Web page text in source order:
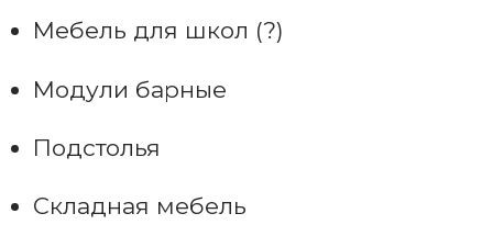
Мебель для школ (?)
Модули барные
Подстолья
Складная мебель